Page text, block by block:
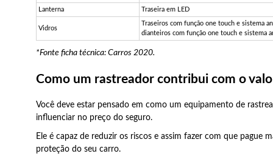
Lanterna Traseira em LED
Vidros
Traseiros com função one touch e sistema
dianteiros com função one touch e sistema
*Fonte ficha técnica: Carros 2020.
Como um rastreador contribui com o
Você deve estar pensado em como um equipamento de
influenciar no preço do seguro.
Ele é capaz de reduzir os riscos e assim fazer com que pague
proteção do seu carro.